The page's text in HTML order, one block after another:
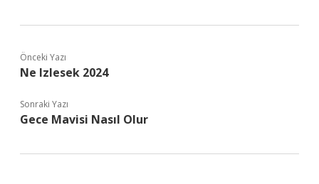
Önceki Yazı
Ne Izlesek 2024
Sonraki Yazı
Gece Mavisi Nasıl Olur